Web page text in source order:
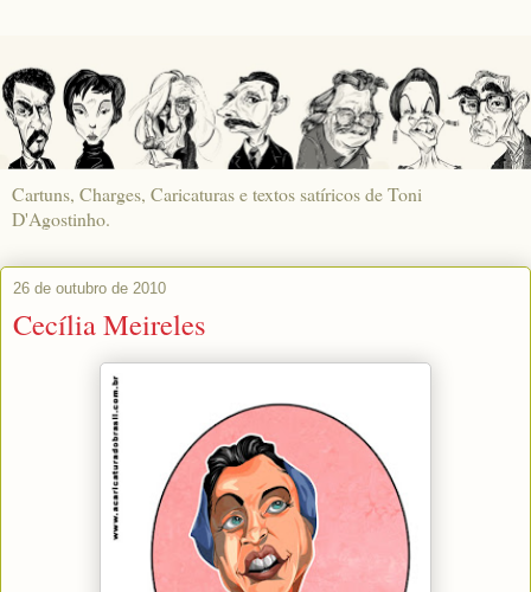
Cartuns, Charges, Caricaturas e textos satíricos de Toni
D'Agostinho.
26 de outubro de 2010
Cecília Meireles